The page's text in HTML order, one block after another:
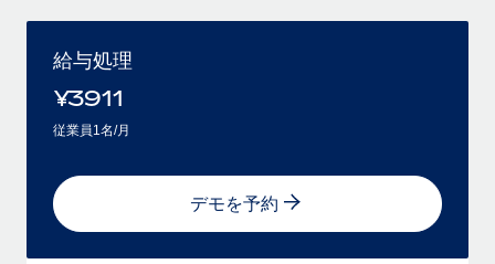
給与処理
¥3911
従業員1名/月
デモを予約